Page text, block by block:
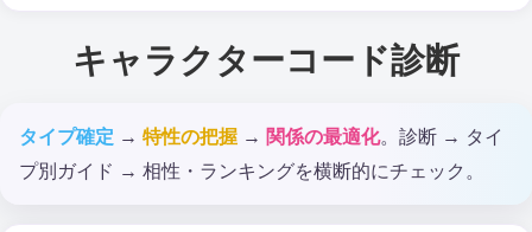
キャラクターコード診断
タイプ確定 → 特性の把握 → 関係の最適化。診断 → タイ
プ別ガイド → 相性・ランキングを横断的にチェック。